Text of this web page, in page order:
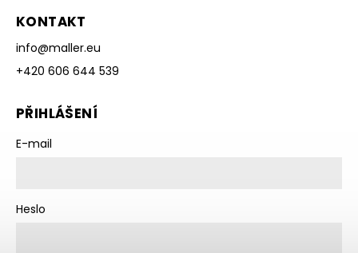
KONTAKT
info@maller.eu
+420 606 644 539
PŘIHLÁŠENÍ
E-mail
Heslo